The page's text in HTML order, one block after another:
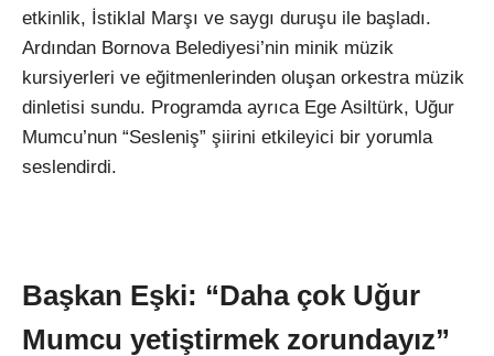
etkinlik, İstiklal Marşı ve saygı duruşu ile başladı.
Ardından Bornova Belediyesi’nin minik müzik
kursiyerleri ve eğitmenlerinden oluşan orkestra müzik
dinletisi sundu. Programda ayrıca Ege Asiltürk, Uğur
Mumcu’nun “Sesleniş” şiirini etkileyici bir yorumla
seslendirdi.
Başkan Eşki: “Daha çok Uğur
Mumcu yetiştirmek zorundayız”